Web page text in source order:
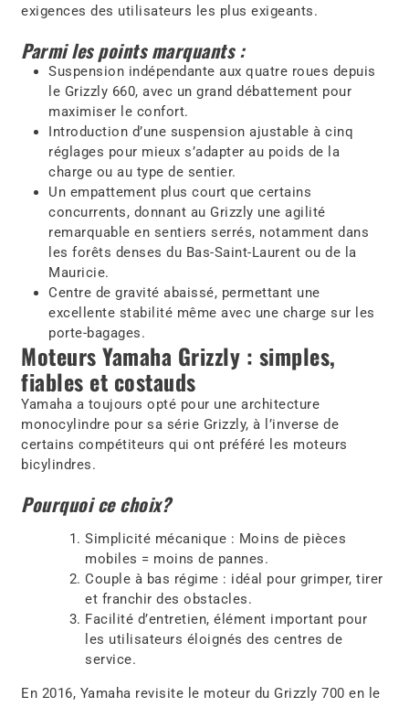
exigences des utilisateurs les plus exigeants.
Parmi les points marquants :
Suspension indépendante aux quatre roues depuis
le Grizzly 660, avec un grand débattement pour
maximiser le confort.
Introduction d’une suspension ajustable à cinq
réglages pour mieux s’adapter au poids de la
charge ou au type de sentier.
Un empattement plus court que certains
concurrents, donnant au Grizzly une agilité
remarquable en sentiers serrés, notamment dans
les forêts denses du Bas-Saint-Laurent ou de la
Mauricie.
Centre de gravité abaissé, permettant une
excellente stabilité même avec une charge sur les
porte-bagages.
Moteurs Yamaha Grizzly : simples,
fiables et costauds
Yamaha a toujours opté pour une architecture
monocylindre pour sa série Grizzly, à l’inverse de
certains compétiteurs qui ont préféré les moteurs
bicylindres.
Pourquoi ce choix?
Simplicité mécanique : Moins de pièces
mobiles = moins de pannes.
Couple à bas régime : idéal pour grimper, tirer
et franchir des obstacles.
Facilité d’entretien, élément important pour
les utilisateurs éloignés des centres de
service.
En 2016, Yamaha revisite le moteur du Grizzly 700 en le